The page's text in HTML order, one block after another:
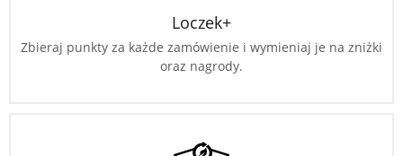
Loczek+
Zbieraj punkty za każde zamówienie i wymieniaj je na zniżki
oraz nagrody.